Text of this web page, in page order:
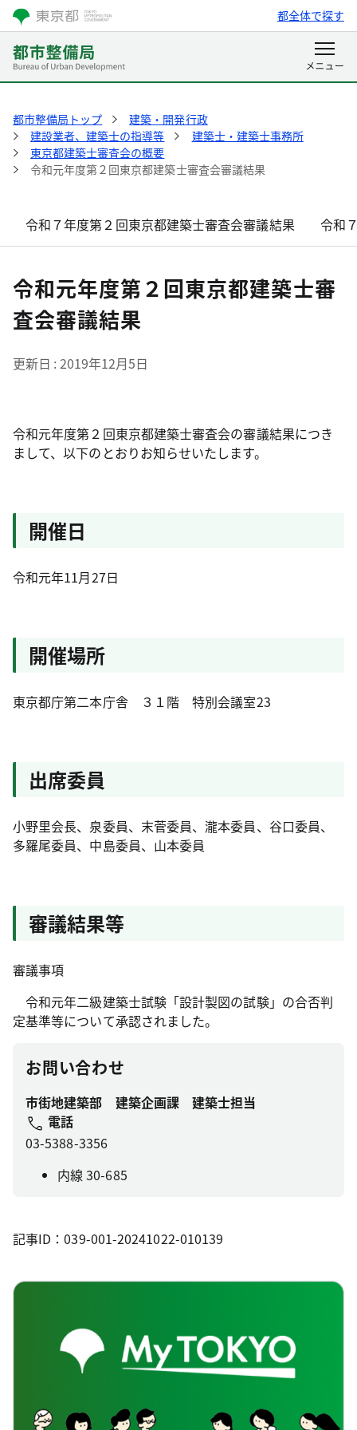
都全体で探す
都市整備局トップ
建築・開発行政
建設業者、建築士の指導等
建築士・建築士事務所
東京都建築士審査会の概要
令和元年度第２回東京都建築士審査会審議結果
令和７年度第２回東京都建築士審査会審議結果 令和
令和元年度第２回東京都建築士審
査会審議結果
更新日 2019年12月5日
令和元年度第２回東京都建築士審査会の審議結果につき
まして、以下のとおりお知らせいたします。
開催日
令和元年11月27日
開催場所
東京都庁第二本庁舎 ３１階 特別会議室23
出席委員
小野里会長、泉委員、末菅委員、瀧本委員、谷口委員、
多羅尾委員、中島委員、山本委員
審議結果等
審議事項
令和元年二級建築士試験「設計製図の試験」の合否判
定基準等について承認されました。
お問い合わせ
市街地建築部 建築企画課 建築士担当
電話
03-5388-3356
内線 30-685
記事ID：039-001-20241022-010139